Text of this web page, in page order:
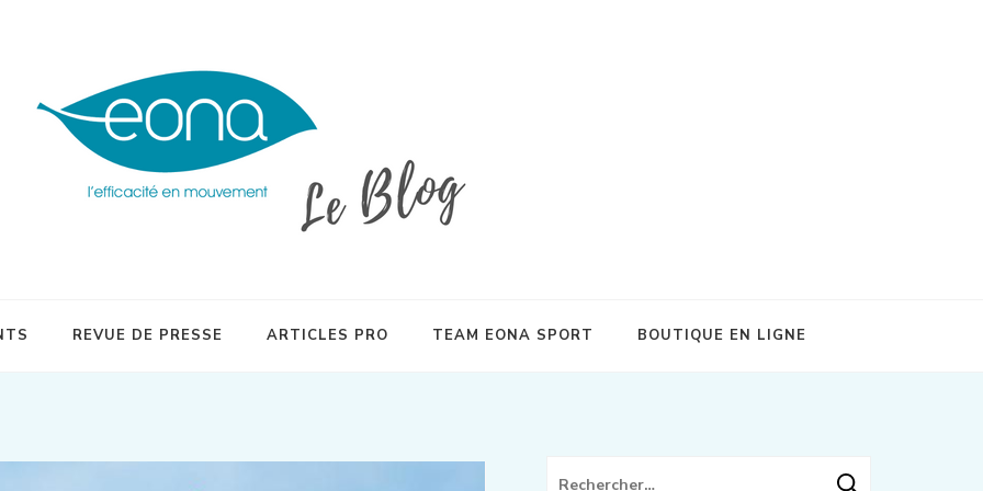
REVUE DE PRESSE ARTICLES PRO TEAM EONA SPORT BOUTIQUE EN LIGNE
Rechercher :